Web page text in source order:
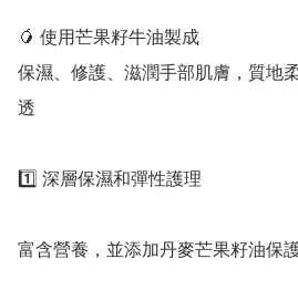
🥭 使用芒果籽牛油製成
保濕、修護、滋潤手部肌膚，質地
透
1️⃣ 深層保濕和彈性護理
富含營養，並添加丹麥芒果籽油保